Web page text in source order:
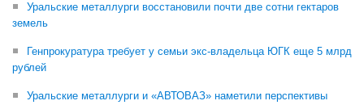
Уральские металлурги восстановили почти две сотни гектаров
земель
Генпрокуратура требует у семьи экс-владельца ЮГК еще 5 млрд
рублей
Уральские металлурги и «АВТОВАЗ» наметили перспективы